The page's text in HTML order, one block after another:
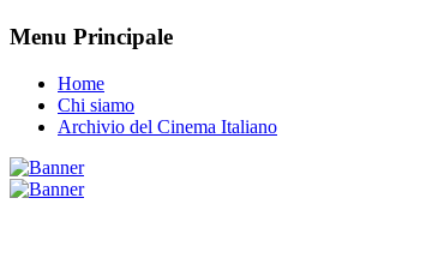
Menu Principale
Home
Chi siamo
Archivio del Cinema Italiano